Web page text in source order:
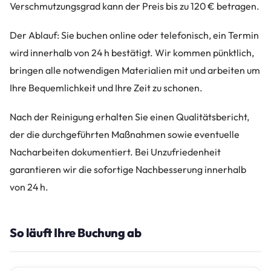
Verschmutzungsgrad kann der Preis bis zu 120 € betragen.
Der Ablauf: Sie buchen online oder telefonisch, ein Termin
wird innerhalb von 24 h bestätigt. Wir kommen pünktlich,
bringen alle notwendigen Materialien mit und arbeiten um
Ihre Bequemlichkeit und Ihre Zeit zu schonen.
Nach der Reinigung erhalten Sie einen Qualitätsbericht,
der die durchgeführten Maßnahmen sowie eventuelle
Nacharbeiten dokumentiert. Bei Unzufriedenheit
garantieren wir die sofortige Nachbesserung innerhalb
von 24 h.
So läuft Ihre Buchung ab